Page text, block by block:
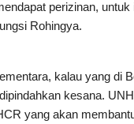
perizinan,
Rohingya.
kalau yang di
kesana.
yang akan